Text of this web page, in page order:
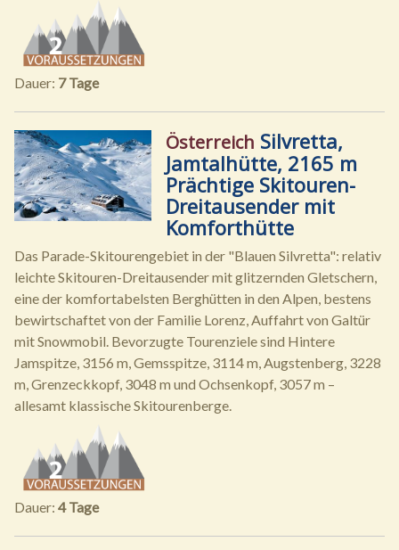
Dauer: 7 Tage
Österreich Silvretta,
Jamtalhütte, 2165 m
Prächtige Skitouren-
Dreitausender mit
Komforthütte
Das Parade-Skitourengebiet in der "Blauen Silvretta": relativ
leichte Skitouren-Dreitausender mit glitzernden Gletschern,
eine der komfortabelsten Berghütten in den Alpen, bestens
bewirtschaftet von der Familie Lorenz, Auffahrt von Galtür
mit Snowmobil. Bevorzugte Tourenziele sind Hintere
Jamspitze, 3156 m, Gemsspitze, 3114 m, Augstenberg, 3228
m, Grenzeckkopf, 3048 m und Ochsenkopf, 3057 m –
allesamt klassische Skitourenberge.
Dauer: 4 Tage